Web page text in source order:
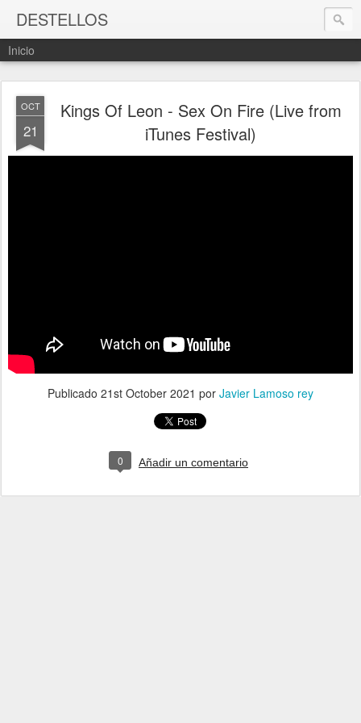
DESTELLOS
Inicio
OCT
21
Kings Of Leon - Sex On Fire (Live from
iTunes Festival)
Publicado 21st October 2021 por Javier Lamoso rey
0 Añadir un comentario